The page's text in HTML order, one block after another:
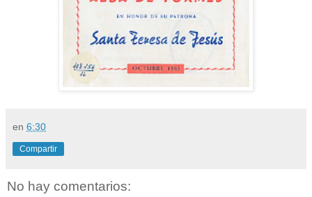
en 6:30
Compartir
No hay comentarios: